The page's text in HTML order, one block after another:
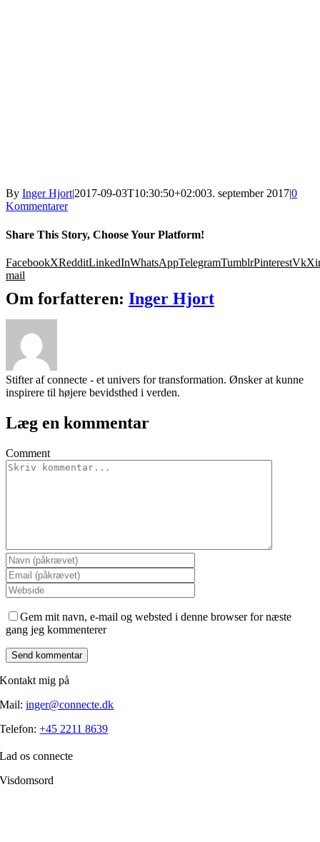
By Inger Hjort|2017-09-03T10:30:50+02:003. september 2017|0
Kommentarer
Share This Story, Choose Your Platform!
FacebookXRedditLinkedInWhatsAppTelegramTumblrPinterestVk
mail
Om forfatteren: Inger Hjort
Stifter af connecte - et univers for transformation. Ønsker at kunne
inspirere til højere bevidsthed i verden.
Læg en kommentar
Comment
Gem mit navn, e-mail og websted i denne browser for næste
gang jeg kommenterer
Kontakt mig på
Mail:inger@connecte.dk
Telefon:+45 2211 8639
Lad os connecte
Visdomsord